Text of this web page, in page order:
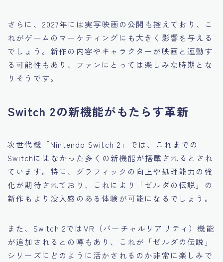
さらに、2027年には実写映画の公開も控えており、こ
れがゲームのマーケティングにも大きく影響を与える
でしょう。新作の内容やキャラクターが映画と連動す
る可能性もあり、ファンにとっては楽しみな時期とな
りそうです。
Switch 2の新機能がもたらす革新
次世代機「Nintendo Switch 2」では、これまでの
Switchにはなかった多くの新機能が搭載されるとされ
ています。特に、グラフィックの向上や処理能力の強
化が期待されており、これにより「ゼルダの伝説」の
新作もより没入感のある体験が可能になるでしょう。
また、Switch 2ではVR（バーチャルリアリティ）機能
が追加されるとの噂もあり、これが「ゼルダの伝説」
シリーズにどのように活かされるのか非常に楽しみで